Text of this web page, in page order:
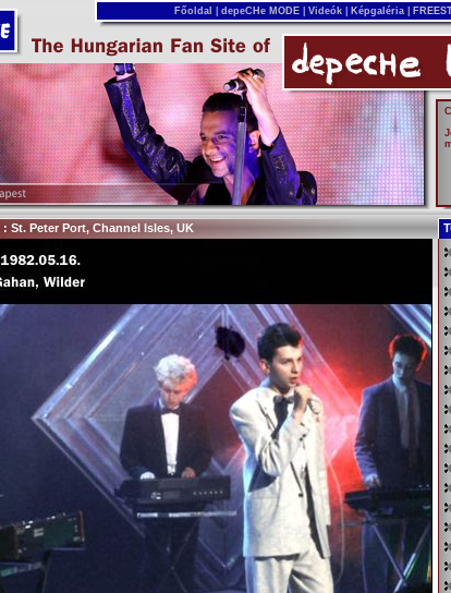
Főoldal depeCHe MODE Videók Képgaléria
: St. Peter Port, Channel Isles, UK